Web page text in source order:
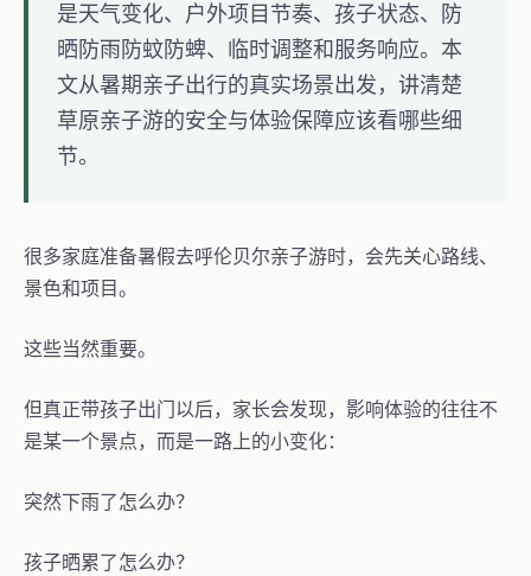
是天气变化、户外项目节奏、孩子状态、防
晒防雨防蚊防蜱、临时调整和服务响应。本
文从暑期亲子出行的真实场景出发，讲清楚
草原亲子游的安全与体验保障应该看哪些细
节。
很多家庭准备暑假去呼伦贝尔亲子游时，会先关心路线、
景色和项目。
这些当然重要。
但真正带孩子出门以后，家长会发现，影响体验的往往不
是某一个景点，而是一路上的小变化：
突然下雨了怎么办？
孩子晒累了怎么办？